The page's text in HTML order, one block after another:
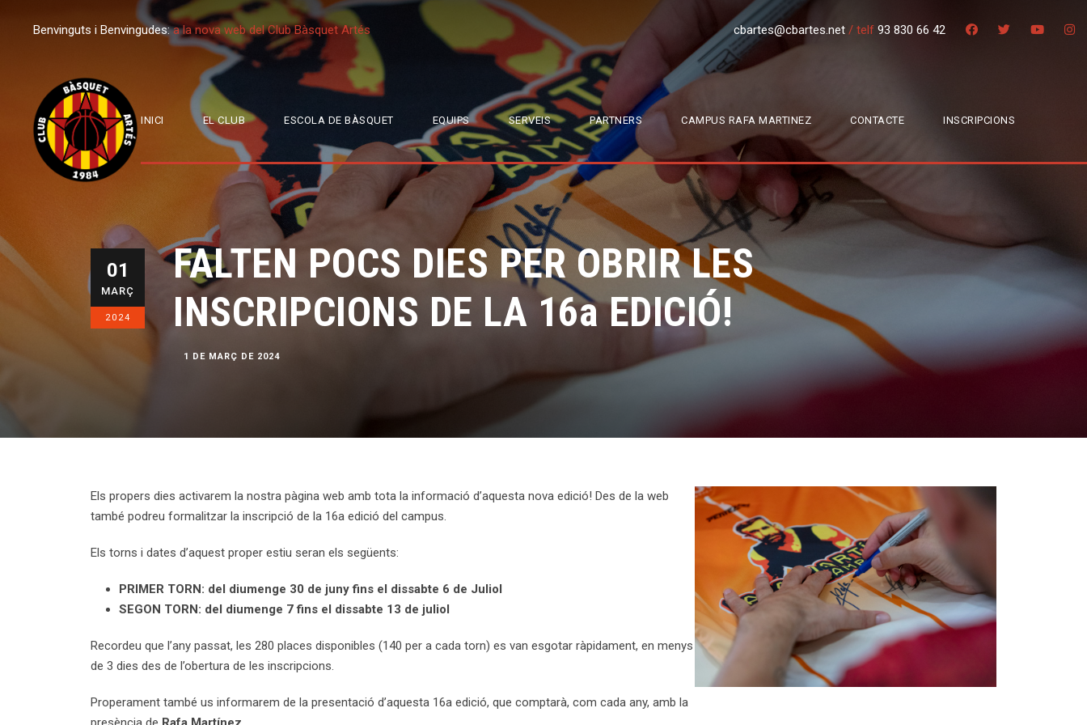
Benvinguts i Benvingudes:a la nova web del Club Bàsquet Artés cbartes@cbartes.net / telf 93 830 66 42
INICI EL CLUB ESCOLA DE BÀSQUET EQUIPS SERVEIS PARTNERS CAMPUS RAFA MARTINEZ CONTACTE INSCRIPCIONS
01
MARÇ
2024
FALTEN POCS DIES PER OBRIR LES
INSCRIPCIONS DE LA 16a EDICIÓ!
1 DE MARÇ DE 2024
Els propers dies activarem la nostra pàgina web amb tota la informació d’aquesta nova edició! Des de la web
també podreu formalitzar la inscripció de la 16a edició del campus.
Els torns i dates d’aquest proper estiu seran els següents:
PRIMER TORN: del diumenge 30 de juny fins el dissabte 6 de Juliol
SEGON TORN: del diumenge 7 fins el dissabte 13 de juliol
Recordeu que l’any passat, les 280 places disponibles (140 per a cada torn) es van esgotar ràpidament, en menys
de 3 dies des de l’obertura de les inscripcions.
Properament també us informarem de la presentació d’aquesta 16a edició, que comptarà, com cada any, amb la